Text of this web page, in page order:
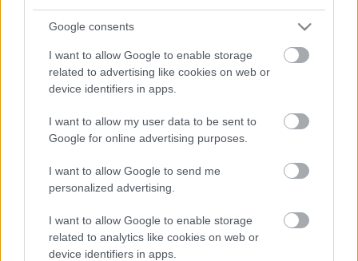
Google consents
I want to allow Google to enable storage
related to advertising like cookies on web or
device identifiers in apps.
I want to allow my user data to be sent to
Google for online advertising purposes.
I want to allow Google to send me
personalized advertising.
I want to allow Google to enable storage
related to analytics like cookies on web or
device identifiers in apps.
Az Állami Zsidó
Színház
fesztiválelőadása:
Amsterdamból:
Anneee Fraaaank!
A Csíki
Játékszín
legújabb